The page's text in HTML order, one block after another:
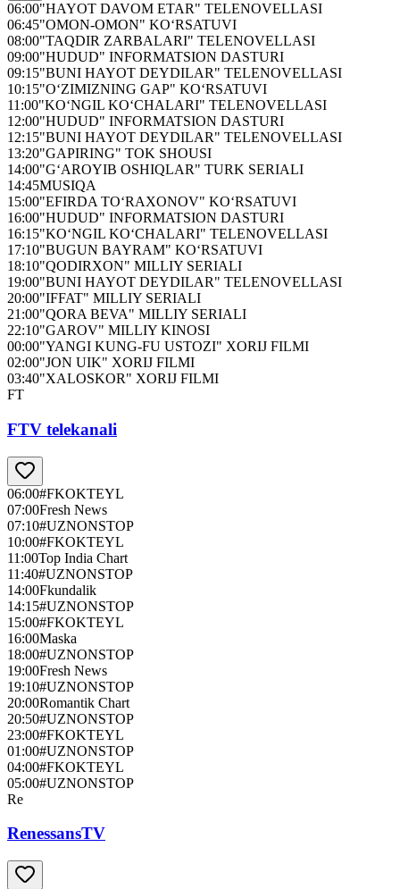
06:00"HAYOT DAVOM ETAR" TELENOVELLASI
06:45"OMON-OMON" KO‘RSATUVI
08:00"TAQDIR ZARBALARI" TELENOVELLASI
09:00"HUDUD" INFORMATSION DASTURI
09:15"BUNI HAYOT DEYDILAR" TELENOVELLASI
10:15"O‘ZIMIZNING GAP" KO‘RSATUVI
11:00"KO‘NGIL KO‘CHALARI" TELENOVELLASI
12:00"HUDUD" INFORMATSION DASTURI
12:15"BUNI HAYOT DEYDILAR" TELENOVELLASI
13:20"GAPIRING" TOK SHOUSI
14:00"G‘AROYIB OSHIQLAR" TURK SERIALI
14:45MUSIQA
15:00"EFIRDA TO‘RAXONOV" KO‘RSATUVI
16:00"HUDUD" INFORMATSION DASTURI
16:15"KO‘NGIL KO‘CHALARI" TELENOVELLASI
17:10"BUGUN BAYRAM" KO‘RSATUVI
18:10"QODIRXON" MILLIY SERIALI
19:00"BUNI HAYOT DEYDILAR" TELENOVELLASI
20:00"IFFAT" MILLIY SERIALI
21:00"QORA BEVA" MILLIY SERIALI
22:10"GAROV" MILLIY KINOSI
00:00"YANGI KUNG-FU USTOZI" XORIJ FILMI
02:00"JON UIK" XORIJ FILMI
03:40"XALOSKOR" XORIJ FILMI
FT
FTV telekanali
06:00#FKOKTEYL
07:00Fresh News
07:10#UZNONSTOP
10:00#FKOKTEYL
11:00Top India Chart
11:40#UZNONSTOP
14:00Fkundalik
14:15#UZNONSTOP
15:00#FKOKTEYL
16:00Maska
18:00#UZNONSTOP
19:00Fresh News
19:10#UZNONSTOP
20:00Romantik Chart
20:50#UZNONSTOP
23:00#FKOKTEYL
01:00#UZNONSTOP
04:00#FKOKTEYL
05:00#UZNONSTOP
Re
RenessansTV